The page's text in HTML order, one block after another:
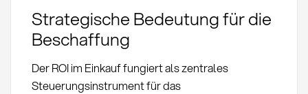
Strategische Bedeutung für die
Beschaffung
Der ROI im Einkauf fungiert als zentrales
Steuerungsinstrument für das